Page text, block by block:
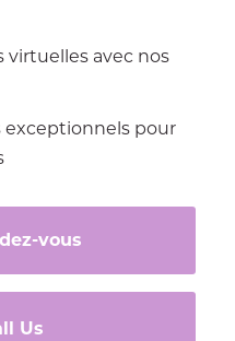
virtuelles avec nos
exceptionnels pour
vous
Us